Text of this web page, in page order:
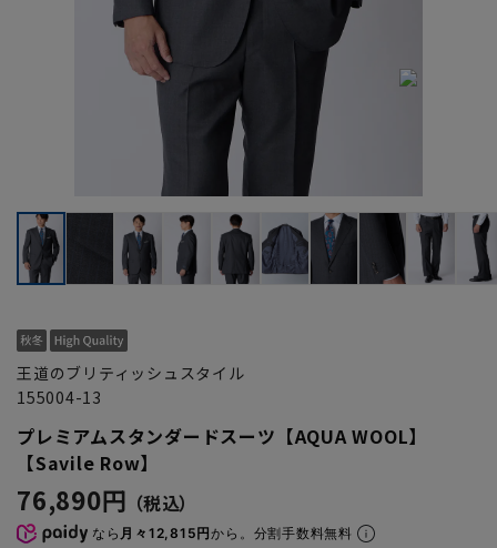
王道のブリティッシュスタイル
155004-13
プレミアムスタンダードスーツ【AQUA WOOL】
【Savile Row】
76,890円
なら 月々12,815円から。分割手数料無料